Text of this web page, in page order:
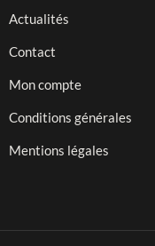
Actualités
Contact
Mon compte
Conditions générales
Mentions légales